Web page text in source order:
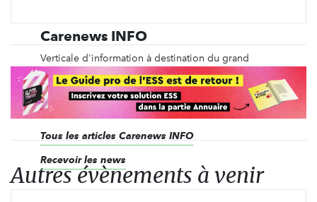
Carenews INFO
Verticale d'information à destination du grand
public, Carenews INFO déniche, décrypte et
analyse les faits d'actualité relatifs à l'engagement
en faveur d'une société plus solidaire, plus durable
et plus juste.
Tous les articles Carenews INFO
Recevoir les news
Autres évènements à venir